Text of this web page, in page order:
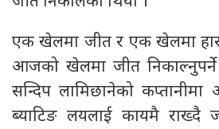
एक खेलमा जीत र एक खेलमा हार
आजको खेलमा जीत
सन्दिप लामिछानेको
ब्याटिङ लयलाई कायमै राख्दै